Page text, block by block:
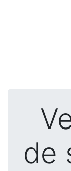
de